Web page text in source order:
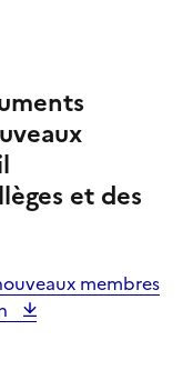
et des
membres